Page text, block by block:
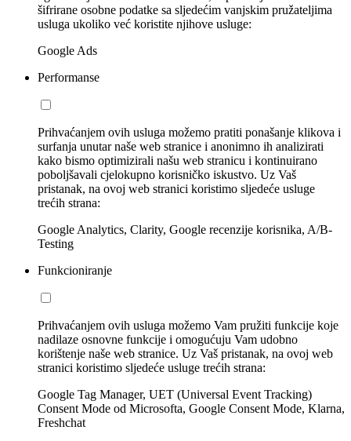
šifrirane osobne podatke sa sljedećim vanjskim pružateljima
usluga ukoliko već koristite njihove usluge:
Google Ads
Performanse
Prihvaćanjem ovih usluga možemo pratiti ponašanje klikova i
surfanja unutar naše web stranice i anonimno ih analizirati
kako bismo optimizirali našu web stranicu i kontinuirano
poboljšavali cjelokupno korisničko iskustvo. Uz Vaš
pristanak, na ovoj web stranici koristimo sljedeće usluge
trećih strana:
Google Analytics, Clarity, Google recenzije korisnika, A/B-
Testing
Funkcioniranje
Prihvaćanjem ovih usluga možemo Vam pružiti funkcije koje
nadilaze osnovne funkcije i omogućuju Vam udobno
korištenje naše web stranice. Uz Vaš pristanak, na ovoj web
stranici koristimo sljedeće usluge trećih strana:
Google Tag Manager, UET (Universal Event Tracking)
Consent Mode od Microsofta, Google Consent Mode, Klarna,
Freshchat